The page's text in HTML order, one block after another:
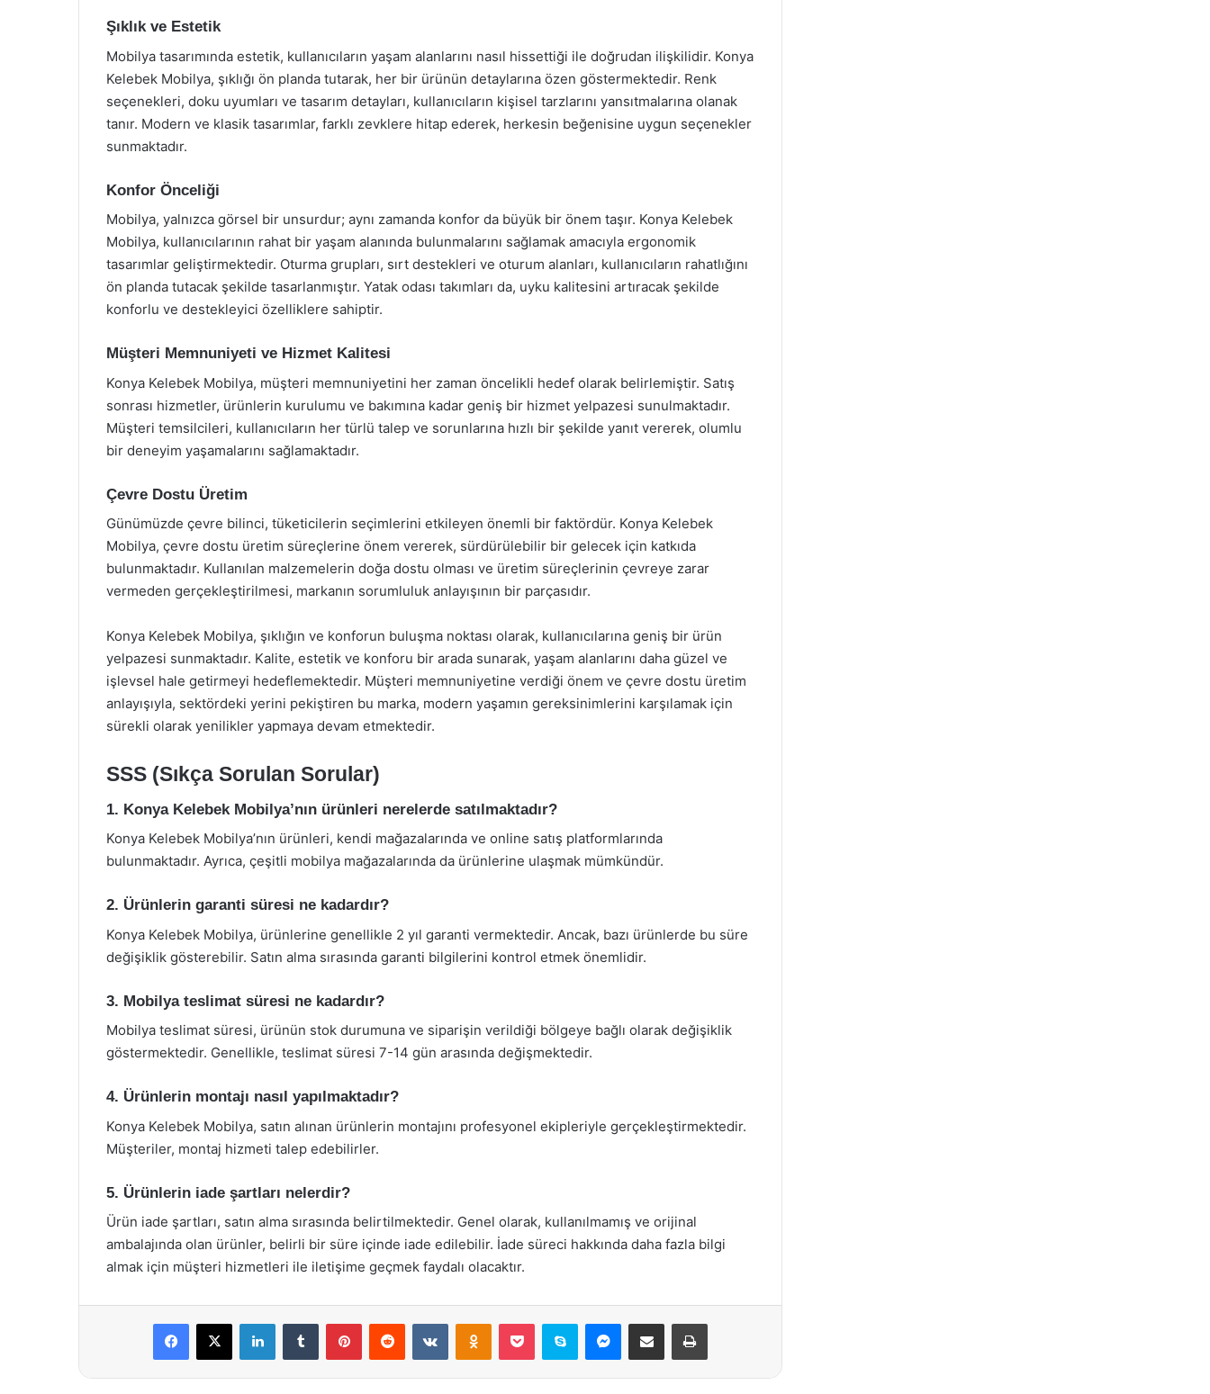
Şıklık ve Estetik
Mobilya tasarımında estetik, kullanıcıların yaşam alanlarını nasıl hissettiği ile doğrudan ilişkilidir. Konya
Kelebek Mobilya, şıklığı ön planda tutarak, her bir ürünün detaylarına özen göstermektedir. Renk
seçenekleri, doku uyumları ve tasarım detayları, kullanıcıların kişisel tarzlarını yansıtmalarına olanak
tanır. Modern ve klasik tasarımlar, farklı zevklere hitap ederek, herkesin beğenisine uygun seçenekler
sunmaktadır.
Konfor Önceliği
Mobilya, yalnızca görsel bir unsurdur; aynı zamanda konfor da büyük bir önem taşır. Konya Kelebek
Mobilya, kullanıcılarının rahat bir yaşam alanında bulunmalarını sağlamak amacıyla ergonomik
tasarımlar geliştirmektedir. Oturma grupları, sırt destekleri ve oturum alanları, kullanıcıların rahatlığını
ön planda tutacak şekilde tasarlanmıştır. Yatak odası takımları da, uyku kalitesini artıracak şekilde
konforlu ve destekleyici özelliklere sahiptir.
Müşteri Memnuniyeti ve Hizmet Kalitesi
Konya Kelebek Mobilya, müşteri memnuniyetini her zaman öncelikli hedef olarak belirlemiştir. Satış
sonrası hizmetler, ürünlerin kurulumu ve bakımına kadar geniş bir hizmet yelpazesi sunulmaktadır.
Müşteri temsilcileri, kullanıcıların her türlü talep ve sorunlarına hızlı bir şekilde yanıt vererek, olumlu
bir deneyim yaşamalarını sağlamaktadır.
Çevre Dostu Üretim
Günümüzde çevre bilinci, tüketicilerin seçimlerini etkileyen önemli bir faktördür. Konya Kelebek
Mobilya, çevre dostu üretim süreçlerine önem vererek, sürdürülebilir bir gelecek için katkıda
bulunmaktadır. Kullanılan malzemelerin doğa dostu olması ve üretim süreçlerinin çevreye zarar
vermeden gerçekleştirilmesi, markanın sorumluluk anlayışının bir parçasıdır.
Konya Kelebek Mobilya, şıklığın ve konforun buluşma noktası olarak, kullanıcılarına geniş bir ürün
yelpazesi sunmaktadır. Kalite, estetik ve konforu bir arada sunarak, yaşam alanlarını daha güzel ve
işlevsel hale getirmeyi hedeflemektedir. Müşteri memnuniyetine verdiği önem ve çevre dostu üretim
anlayışıyla, sektördeki yerini pekiştiren bu marka, modern yaşamın gereksinimlerini karşılamak için
sürekli olarak yenilikler yapmaya devam etmektedir.
SSS (Sıkça Sorulan Sorular)
1. Konya Kelebek Mobilya’nın ürünleri nerelerde satılmaktadır?
Konya Kelebek Mobilya’nın ürünleri, kendi mağazalarında ve online satış platformlarında
bulunmaktadır. Ayrıca, çeşitli mobilya mağazalarında da ürünlerine ulaşmak mümkündür.
2. Ürünlerin garanti süresi ne kadardır?
Konya Kelebek Mobilya, ürünlerine genellikle 2 yıl garanti vermektedir. Ancak, bazı ürünlerde bu süre
değişiklik gösterebilir. Satın alma sırasında garanti bilgilerini kontrol etmek önemlidir.
3. Mobilya teslimat süresi ne kadardır?
Mobilya teslimat süresi, ürünün stok durumuna ve siparişin verildiği bölgeye bağlı olarak değişiklik
göstermektedir. Genellikle, teslimat süresi 7-14 gün arasında değişmektedir.
4. Ürünlerin montajı nasıl yapılmaktadır?
Konya Kelebek Mobilya, satın alınan ürünlerin montajını profesyonel ekipleriyle gerçekleştirmektedir.
Müşteriler, montaj hizmeti talep edebilirler.
5. Ürünlerin iade şartları nelerdir?
Ürün iade şartları, satın alma sırasında belirtilmektedir. Genel olarak, kullanılmamış ve orijinal
ambalajında olan ürünler, belirli bir süre içinde iade edilebilir. İade süreci hakkında daha fazla bilgi
almak için müşteri hizmetleri ile iletişime geçmek faydalı olacaktır.
Facebook
X LinkedInTumblr PinterestReddit VKontakteOdnoklassniki
Pocket Skype Messenger
E-Posta ile paylaş Yazdır